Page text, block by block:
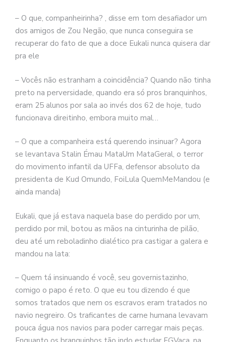
– O que, companheirinha? , disse em tom desafiador um
dos amigos de Zou Negão, que nunca conseguira se
recuperar do fato de que a doce Eukali nunca quisera dar
pra ele
– Vocês não estranham a coincidência? Quando não tinha
preto na perversidade, quando era só pros branquinhos,
eram 25 alunos por sala ao invés dos 62 de hoje, tudo
funcionava direitinho, embora muito mal…
– O que a companheira está querendo insinuar? Agora
se levantava Stalin Émau MataUm MataGeral, o terror
do movimento infantil da UFFa, defensor absoluto da
presidenta de Kud Omundo, FoiLula QuemMeMandou (e
ainda manda)
Eukali, que já estava naquela base do perdido por um,
perdido por mil, botou as mãos na cinturinha de pilão,
deu até um reboladinho dialético pra castigar a galera e
mandou na lata:
– Quem tá insinuando é você, seu governistazinho,
comigo o papo é reto. O que eu tou dizendo é que
somos tratados que nem os escravos eram tratados no
navio negreiro. Os traficantes de carne humana levavam
pouca água nos navios para poder carregar mais peças.